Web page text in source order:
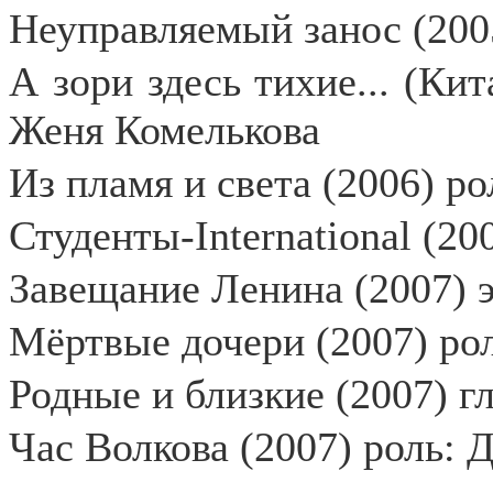
Неуправляемый занос
А зори здесь тихие...
Женя Комелькова
Из пламя и света (2006)
Студенты-International
Завещание Ленина (2007)
Мёртвые дочери (2007)
Родные и близкие (2007)
Час Волкова (2007) роль: